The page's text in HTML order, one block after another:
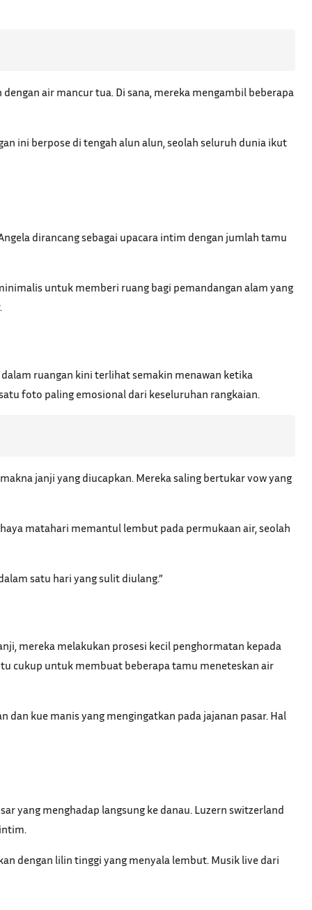
air mancur tua. Di sana, mereka mengambil beberapa
ini berpose di tengah alun alun, seolah seluruh dunia ikut
dirancang sebagai upacara intim dengan jumlah tamu
untuk memberi ruang bagi pemandangan alam yang
ruangan kini terlihat semakin menawan ketika
foto paling emosional dari keseluruhan rangkaian.
janji yang diucapkan. Mereka saling bertukar vow yang
matahari memantul lembut pada permukaan air, seolah
satu hari yang sulit diulang.”
mereka melakukan prosesi kecil penghormatan kepada
cukup untuk membuat beberapa tamu meneteskan air
dan kue manis yang mengingatkan pada jajanan pasar. Hal
yang menghadap langsung ke danau. Luzern switzerland
dengan lilin tinggi yang menyala lembut. Musik live dari